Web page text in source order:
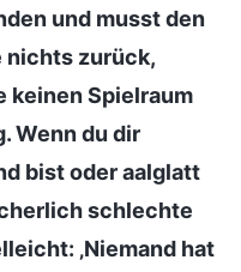
und musst den
nichts zurück,
keinen Spielraum
Wenn du dir
bist oder aalglatt
schlechte
‚Niemand hat